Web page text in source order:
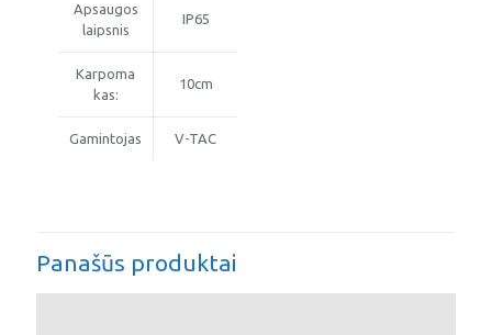
Apsaugos
laipsnis
IP65
Karpoma
kas:
10cm
Gamintojas V-TAC
Panašūs produktai